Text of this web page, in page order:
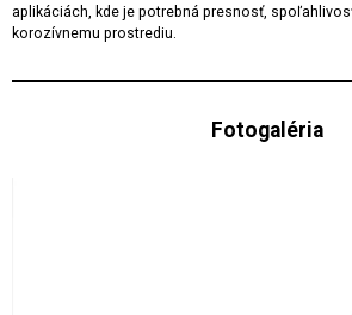
aplikáciách, kde je potrebná presnosť,
korozívnemu prostrediu.
Fotogaléria